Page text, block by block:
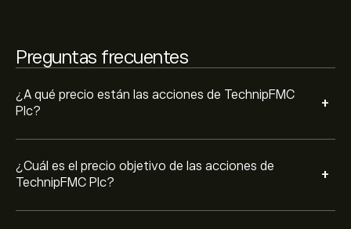
Preguntas frecuentes
¿A qué precio están las acciones de TechnipFMC
Plc?
+
¿Cuál es el precio objetivo de las acciones de
TechnipFMC Plc?
+
Basado en las recomendaciones de 11 analistas para
Compra fuerte.